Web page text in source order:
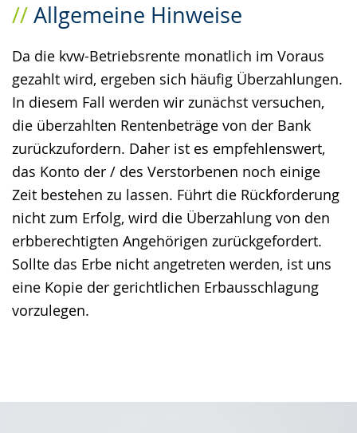
Allgemeine Hinweise
Da die kvw-Betriebsrente monatlich im Voraus
gezahlt wird, ergeben sich häufig Überzahlungen.
In diesem Fall werden wir zunächst versuchen,
die überzahlten Rentenbeträge von der Bank
zurückzufordern. Daher ist es empfehlenswert,
das Konto der / des Verstorbenen noch einige
Zeit bestehen zu lassen. Führt die Rückforderung
nicht zum Erfolg, wird die Überzahlung von den
erbberechtigten Angehörigen zurückgefordert.
Sollte das Erbe nicht angetreten werden, ist uns
eine Kopie der gerichtlichen Erbausschlagung
vorzulegen.
Leichten
wechseln.
Audio-
Video
Deutscher
Gebärdensprache
wird
angezeigt.